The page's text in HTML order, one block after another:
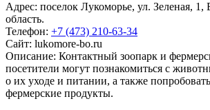
Адрес: поселок Лукоморье, ул. Зеленая, 1,
область.
Телефон: +7 (473) 210-63-34
Сайт: lukomore-bo.ru
Описание: Контактный зоопарк и
посетители могут познакомиться с
о их уходе и питании, а также
фермерские продукты.